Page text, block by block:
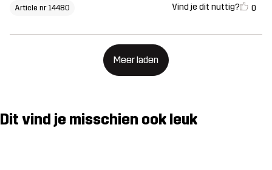
Article nr 14480 Vind je dit nuttig? 0
Meer laden
Dit vind je misschien ook leuk